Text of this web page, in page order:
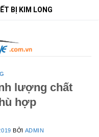
BỊ KIM LONG
lượng chất
hợp
BỞI ADMIN